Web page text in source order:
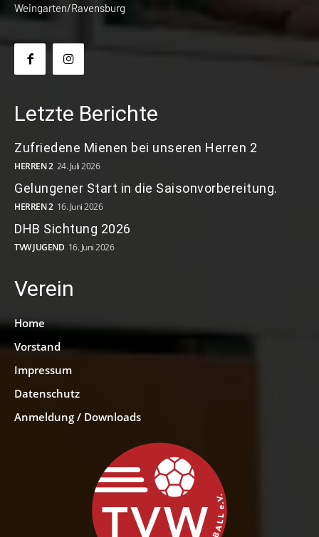
Weingarten/Ravensburg
Letzte Berichte
Zufriedene Mienen bei unseren Herren 2
HERREN 2 24. Juli 2026
Gelungener Start in die Saisonvorbereitung.
HERREN 2 16. Juni 2026
DHB Sichtung 2026
TVW JUGEND 16. Juni 2026
Verein
Home
Vorstand
Impressum
Datenschutz
Anmeldung / Downloads